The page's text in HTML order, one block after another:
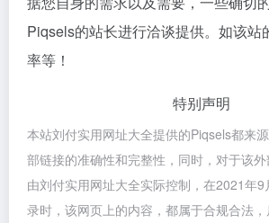
Piqsels的站长进行洽谈提供。如该站
率等！
特别声明
本站刘付实用网址大全提供的Piqsels都来
部链接的准确性和完整性，同时，对于该
由刘付实用网址大全实际控制，在2021年
录时，该网页上的内容，都属于合规合法